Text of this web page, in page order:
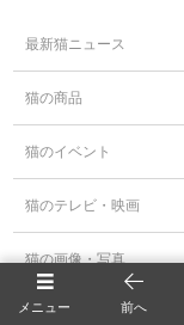
最新猫ニュース
猫の商品
猫のイベント
猫のテレビ・映画
猫の画像・写真
猫の動画・映像
メニュー 前へ